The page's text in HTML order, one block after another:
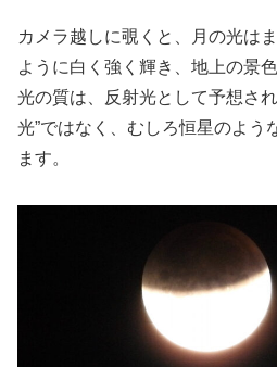
カメラ越しに覗くと、月の光は
ように白く強く輝き、地上の景
光の質は、反射光として予想さ
光”ではなく、むしろ恒星のよう
ます。